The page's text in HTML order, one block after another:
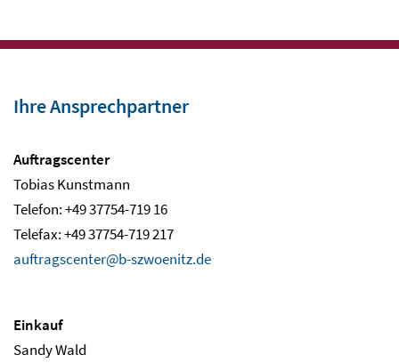
Ihre Ansprechpartner
Auftragscenter
Tobias Kunstmann
Telefon: +49 37754-719 16
Telefax: +49 37754-719 217
auftragscenter@b-szwoenitz.de
Einkauf
Sandy Wald